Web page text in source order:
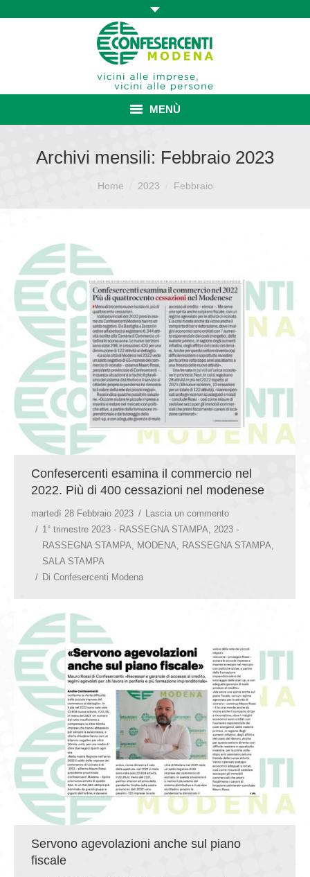
MENÙ
ISCRIZIONE E VANTAGGI
CATEGORIE SINDACALI
SERVIZI
GIOVEDÌ GASTRONOMICI
COMUNICATI E NEWS
CONTATTI
Archivi mensili: Febbraio 2023
Home 2023 Febbraio
Confesercenti esamina il commercio nel
2022. Più di 400 cessazioni nel modenese
martedì 28 Febbraio 2023
Lascia un commento
1° trimestre 2023 - RASSEGNA STAMPA, 2023 -
RASSEGNA STAMPA, MODENA, RASSEGNA STAMPA,
SALA STAMPA
Di Confesercenti Modena
Servono agevolazioni anche sul piano
fiscale